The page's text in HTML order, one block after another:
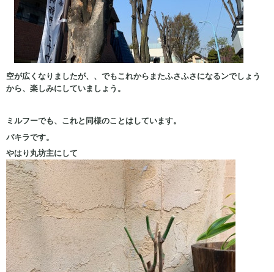
空が広くなりましたが、、でもこれからまたふさふさになるンでしょう
から、楽しみにしていましょう。
ミルフーでも、これと同様のことはしています。
パキラです。
やはり丸坊主にして